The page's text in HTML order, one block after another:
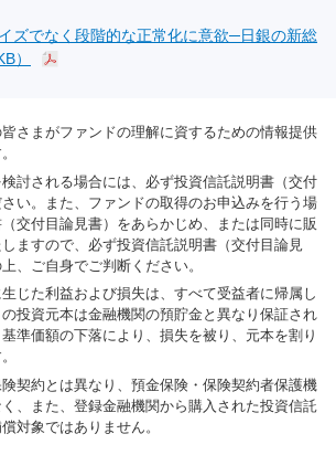
ズでなく段階的な正常化に意欲─日銀の新総
）
さまがファンドの理解に資するための情報提供
討される場合には、必ず投資信託説明書（交付
い。また、ファンドの取得のお申込みを行う場
交付目論見書）をあらかじめ、または同時に販
ますので、必ず投資信託説明書（交付目論見
、ご自身でご判断ください。
じた利益および損失は、すべて受益者に帰属し
投資元本は金融機関の預貯金と異なり保証され
準価額の下落により、損失を被り、元本を割り
契約とは異なり、預金保険・保険契約者保護機
、また、登録金融機関から購入された投資信託
対象ではありません。